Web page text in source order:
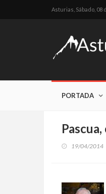
Asturias, Sábado, 08
PORTADA
19/04/2014